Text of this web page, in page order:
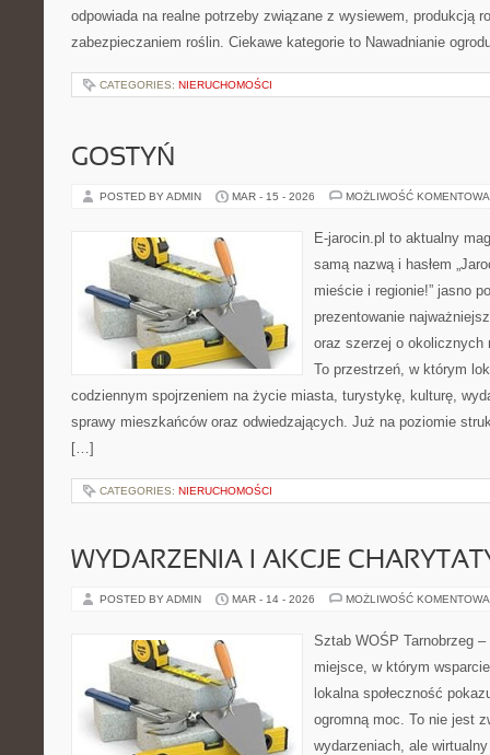
odpowiada na realne potrzeby związane z wysiewem, produkcją
zabezpieczaniem roślin. Ciekawe kategorie to Nawadnianie
CATEGORIES: NIERUCHOMOŚCI
GOSTYŃ
POSTED BY ADMIN MAR - 15 - 2026 MOŻLIWOŚĆ
E-jarocin.pl to aktualny
samą nazwą i hasłem
mieście i regionie!” jasno
prezentowanie
oraz szerzej o okolicznych
To przestrzeń, w którym
codziennym spojrzeniem na życie miasta, turystykę, kulturę,
sprawy mieszkańców oraz odwiedzających. Już na poziomie
[…]
CATEGORIES: NIERUCHOMOŚCI
WYDARZENIA I AKCJE
POSTED BY ADMIN MAR - 14 - 2026 MOŻLIWOŚĆ
Sztab WOŚP Tarnobrzeg
miejsce, w którym
lokalna społeczność
ogromną moc. To nie jest
wydarzeniach, ale